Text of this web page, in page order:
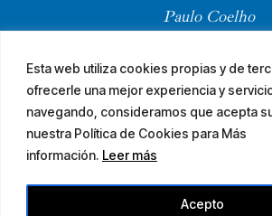
Esta web utiliza cookies propias y de
ofrecerle una mejor experiencia y
navegando, consideramos que acepta
nuestra Política de Cookies para Más
información. Leer más
Acepto
Paulo Coelho
© 2026 El Camino Mozárabe de Santiago ·